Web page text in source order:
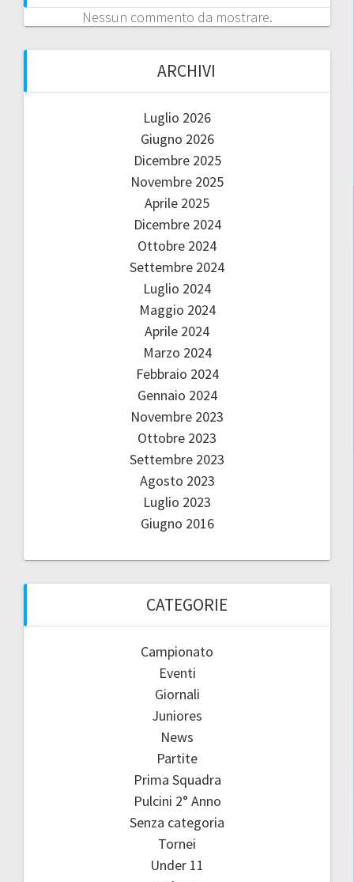
Nessun commento da mostrare.
ARCHIVI
Luglio 2026
Giugno 2026
Dicembre 2025
Novembre 2025
Aprile 2025
Dicembre 2024
Ottobre 2024
Settembre 2024
Luglio 2024
Maggio 2024
Aprile 2024
Marzo 2024
Febbraio 2024
Gennaio 2024
Novembre 2023
Ottobre 2023
Settembre 2023
Agosto 2023
Luglio 2023
Giugno 2016
CATEGORIE
Campionato
Eventi
Giornali
Juniores
News
Partite
Prima Squadra
Pulcini 2° Anno
Senza categoria
Tornei
Under 11